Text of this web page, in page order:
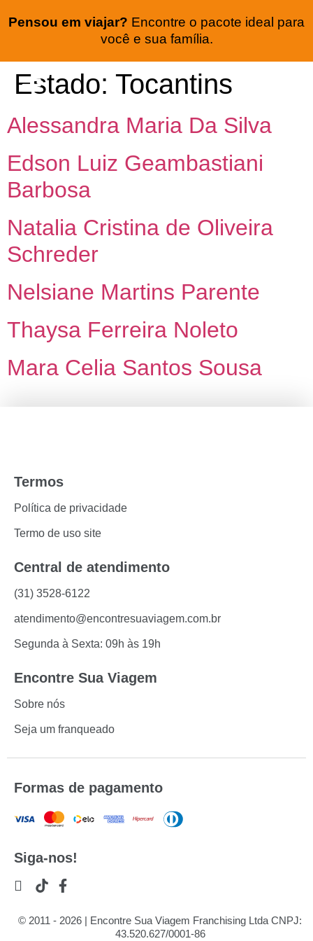
Pensou em viajar? Encontre o pacote ideal para
você e sua família.
Estado: Tocantins
Alessandra Maria Da Silva
Edson Luiz Geambastiani
Barbosa
Natalia Cristina de Oliveira
Schreder
Nelsiane Martins Parente
Thaysa Ferreira Noleto
Mara Celia Santos Sousa
Encontre Sua Viagem
Sobre nós
Seja um franqueado
Central de atendimento
(31) 3528-6122
atendimento@encontresuaviagem.com.br
Segunda à Sexta: 09h às 19h
Termos
Política de privacidade
Termo de uso site
Formas de pagamento
Siga-nos!
© 2011 - 2026 | Encontre Sua Viagem Franchising Ltda CNPJ:
43.520.627/0001-86